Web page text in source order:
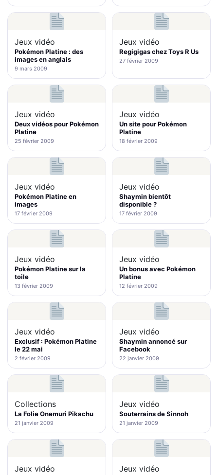
Jeux vidéo
Pokémon Platine : des
images en anglais
9 mars 2009
Jeux vidéo
Regigigas chez Toys R Us
27 février 2009
Jeux vidéo
Deux vidéos pour Pokémon
Platine
25 février 2009
Jeux vidéo
Un site pour Pokémon
Platine
18 février 2009
Jeux vidéo
Pokémon Platine en
images
17 février 2009
Jeux vidéo
Shaymin bientôt
disponible ?
17 février 2009
Jeux vidéo
Pokémon Platine sur la
toile
13 février 2009
Jeux vidéo
Un bonus avec Pokémon
Platine
12 février 2009
Jeux vidéo
Exclusif : Pokémon Platine
le 22 mai
2 février 2009
Jeux vidéo
Shaymin annoncé sur
Facebook
22 janvier 2009
Collections
La Folie Onemuri Pikachu
21 janvier 2009
Jeux vidéo
Souterrains de Sinnoh
21 janvier 2009
Jeux vidéo Jeux vidéo